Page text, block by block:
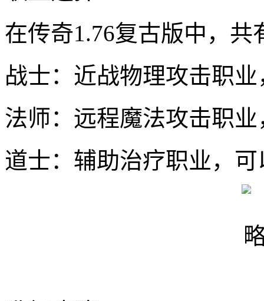
在传奇1.76复古版中，
战士：近战物理攻击职
法师：远程魔法攻击职
道士：辅助治疗职业，